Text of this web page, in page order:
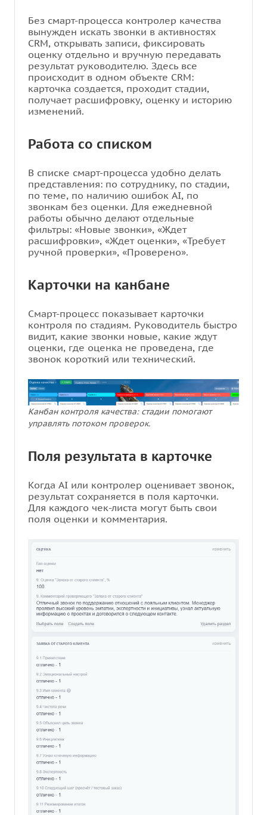
Без смарт-процесса контролер качества
вынужден искать звонки в активностях
CRM, открывать записи, фиксировать
оценку отдельно и вручную передавать
результат руководителю. Здесь все
происходит в одном объекте CRM:
карточка создается, проходит стадии,
получает расшифровку, оценку и историю
изменений.
Работа со списком
В списке смарт-процесса удобно делать
представления: по сотруднику, по стадии,
по теме, по наличию ошибок AI, по
звонкам без оценки. Для ежедневной
работы обычно делают отдельные
фильтры: «Новые звонки», «Ждет
расшифровки», «Ждет оценки», «Требует
ручной проверки», «Проверено».
Карточки на канбане
Смарт-процесс показывает карточки
контроля по стадиям. Руководитель быстро
видит, какие звонки новые, какие ждут
оценки, где оценка не проведена, где
звонок короткий или технический.
Канбан контроля качества: стадии помогают
управлять потоком проверок.
Поля результата в карточке
Когда AI или контролер оценивает звонок,
результат сохраняется в поля карточки.
Для каждого чек-листа могут быть свои
поля оценки и комментария.